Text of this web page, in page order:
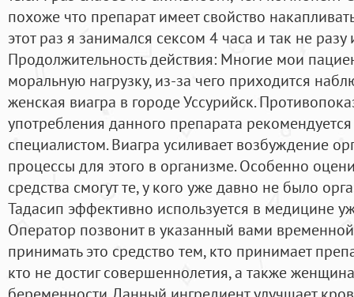
похоже что препарат имеет свойство
этот раз я занимался сексом 4 часа и так не
Продолжительность действия: Многие мои
моральную нагрузку, из-за чего приходится
женская виагра в городе Уссурийск.
употребления данного препарата
специалистом. Виагра усиливает возбуждение
процессы для этого в организме. Особенно
средства смогут те, у кого уже давно не было
Тадасип эффективно используется в медицине
Оператор позвонит в указанный вами
принимать это средство тем, кто принимает
кто не достиг совершеннолетия, а также